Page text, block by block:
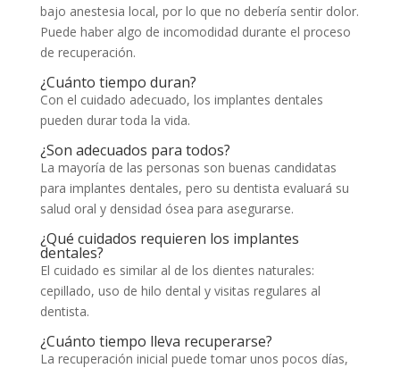
bajo anestesia local, por lo que no debería sentir dolor.
Puede haber algo de incomodidad durante el proceso
de recuperación.
¿Cuánto tiempo duran?
Con el cuidado adecuado, los implantes dentales
pueden durar toda la vida.
¿Son adecuados para todos?
La mayoría de las personas son buenas candidatas
para implantes dentales, pero su dentista evaluará su
salud oral y densidad ósea para asegurarse.
¿Qué cuidados requieren los implantes
dentales?
El cuidado es similar al de los dientes naturales:
cepillado, uso de hilo dental y visitas regulares al
dentista.
¿Cuánto tiempo lleva recuperarse?
La recuperación inicial puede tomar unos pocos días,